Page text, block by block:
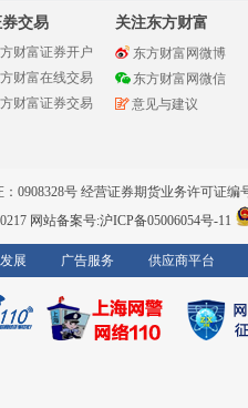
交易
财富证券开户
财富在线交易
财富证券交易
关注东方财富
东方财富网微博
东方财富网微信
意见与建议
0908328号 经营证券期货业务许可证编
网站备案号:沪ICP备05006054号-11
展 广告服务 供应商平台